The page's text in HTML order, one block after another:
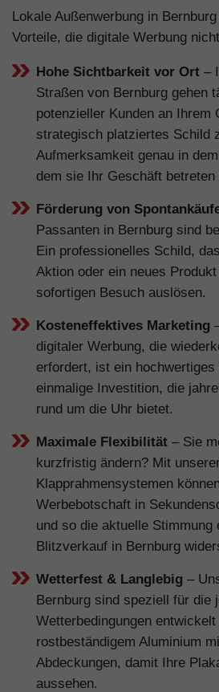
Lokale Außenwerbung in
Vorteile, die digitale Werbung
Hohe Sichtbarkeit vor Ort –
Straßen von Bernburg gehen
potenzieller Kunden an Ihrem
strategisch platziertes Schild
Aufmerksamkeit genau in
dem sie Ihr Geschäft betreten
Förderung von
Passanten in Bernburg sind
Ein professionelles Schild,
Aktion oder ein neues
sofortigen Besuch auslösen.
Kosteneffektives Marketing
digitaler Werbung, die
erfordert, ist ein
einmalige Investition, die
rund um die Uhr bietet.
Maximale Flexibilität – Sie
kurzfristig ändern? Mit
Klapprahmensystemen
Werbebotschaft in
und so die aktuelle Stimmung
Blitzverkauf in Bernburg
Wetterfest & Langlebig –
Bernburg sind speziell für die
Wetterbedingungen
rostbeständigem Aluminium
Abdeckungen, damit Ihre
aussehen.